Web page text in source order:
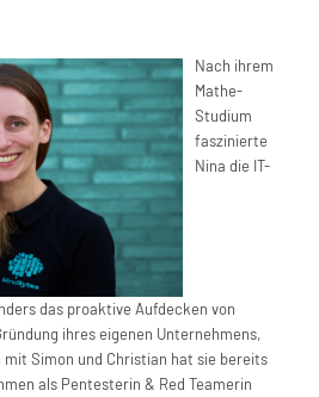
Nach ihrem
Mathe-
Studium
faszinierte
Nina die IT-
das proaktive Aufdecken von
ihres eigenen Unternehmens,
mit Simon und Christian hat sie bereits
als Pentesterin & Red Teamerin